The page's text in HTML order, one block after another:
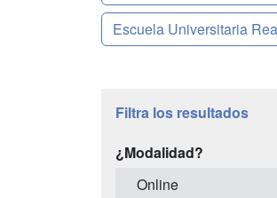
Escuela Universitaria
Filtra los resultados
¿Modalidad?
Online